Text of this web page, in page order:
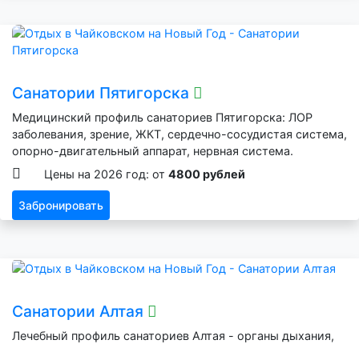
Санатории Пятигорска
Медицинский профиль санаториев Пятигорска: ЛОР
заболевания, зрение, ЖКТ, сердечно-сосудистая система,
опорно-двигательный аппарат, нервная система.
Цены на 2026 год: от 4800 рублей
Забронировать
Санатории Алтая
Лечебный профиль санаториев Алтая - органы дыхания,